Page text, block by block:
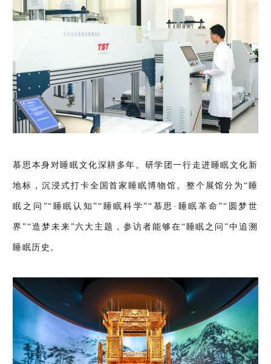
慕思本身对睡眠文化深耕多年。研学团一行走进睡眠文化新
地标，沉浸式打卡全国首家睡眠博物馆。整个展馆分为“睡
眠之问”“睡眠认知”“睡眠科学”“慕思·睡眠革命”“圆梦世
界”“造梦未来”六大主题，参访者能够在“睡眠之问”中追溯
睡眠历史。